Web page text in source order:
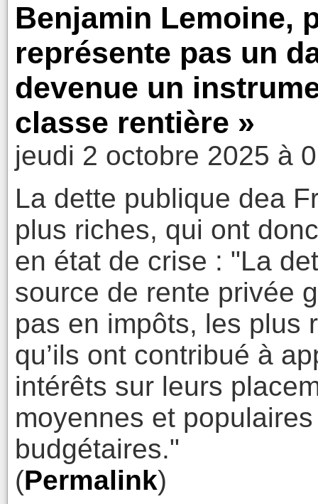
Benjamin Lemoine,
représente pas un
devenue un
classe rentière »
jeudi 2 octobre 2025 à
La dette publique dea
plus riches, qui ont
en état de crise : "La
source de rente privée
pas en impôts, les plus
qu’ils ont contribué à
intérêts sur leurs
moyennes et
budgétaires."
(Permalink)